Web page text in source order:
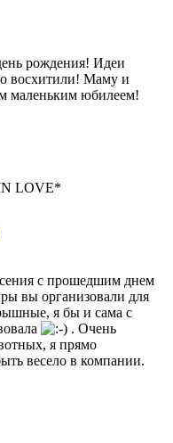
рождения! Идеи
восхитили! Маму и
маленьким юбилеем!
с прошедшим днем
вы организовали для
я бы и сама с
. Очень
я прямо
весело в компании.